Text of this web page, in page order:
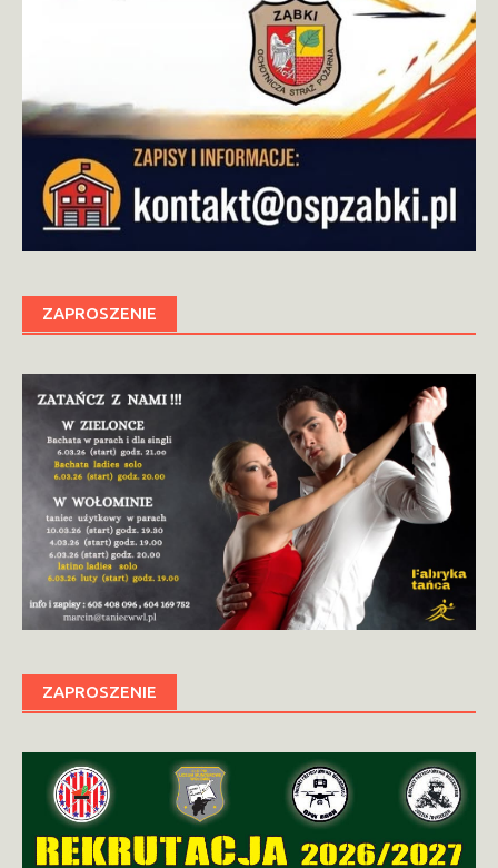
ZAPROSZENIE
ZAPROSZENIE